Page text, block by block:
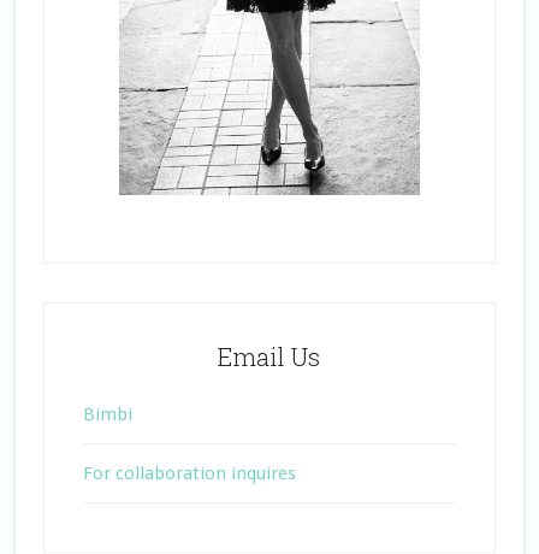
Email Us
Bimbi
For collaboration inquires